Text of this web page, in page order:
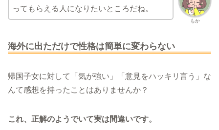
もか
ってもらえる人になりたいところだね。
海外に出ただけで性格は簡単に変わらない
帰国子女に対して「気が強い」「意見をハッキリ言う」な
んて感想を持ったことはありませんか？
これ、正解のようでいて実は間違いです。